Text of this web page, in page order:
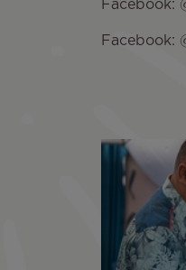
Facebook:
Facebook: